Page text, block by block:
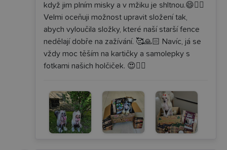
když jim plním misky a v mžiku je shltnou.😄👌🏼
Velmi oceňuji možnost upravit složení tak,
abych vyloučila složky, které naší starší fence
nedělají dobře na zažívání. 🥰🙏🏻 Navíc, já se
vždy moc těším na kartičky a samolepky s
fotkami našich holčiček. 😍✌🏻